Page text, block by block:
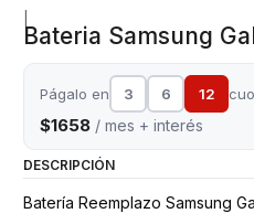
Bateria Samsung
Págalo en 3 6 12
$1658 / mes + interés
DESCRIPCIÓN
Batería Reemplazo Samsung